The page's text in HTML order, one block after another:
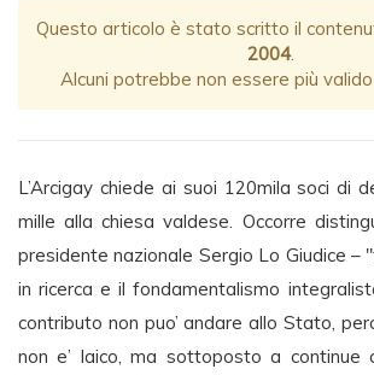
Questo articolo è stato scritto il
2004.
Alcuni potrebbe non essere più
L’Arcigay chiede ai suoi 120mila soci di
mille alla chiesa valdese. Occorre
presidente nazionale Sergio Lo Giudice –
in ricerca e il fondamentalismo
contributo non puo’ andare allo Stato,
non e’ laico, ma sottoposto a continue